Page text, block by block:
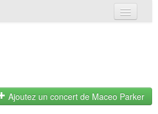
Ajoutez un concert de Maceo Parker